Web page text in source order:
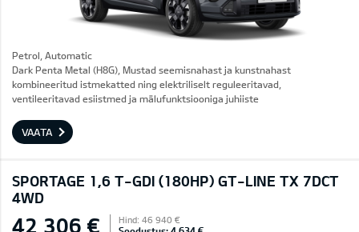
Petrol, Automatic
Dark Penta Metal (H8G), Mustad seemisnahast ja kunstnahast
kombineeritud istmekatted ning elektriliselt reguleeritavad,
ventileeritavad esiistmed ja mälufunktsiooniga juhiiste
VAATA
SPORTAGE 1,6 T-GDI (180HP) GT-LINE TX 7DCT
4WD
42 306 € Hind: 46 940 €